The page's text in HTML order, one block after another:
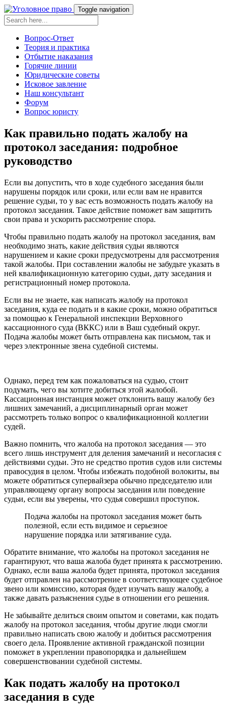
Toggle navigation
Вопрос-Ответ
Теория и практика
Отбытие наказания
Горячие линии
Юридические советы
Исковое завление
Наш консультант
Форум
Вопрос юристу
Как правильно подать жалобу на
протокол заседания: подробное
руководство
Если вы допустить, что в ходе судебного заседания были
нарушены порядок или сроки, или если вам не нравится
решение судьи, то у вас есть возможность подать жалобу на
протокол заседания. Такое действие поможет вам защитить
свои права и ускорить рассмотрение спора.
Чтобы правильно подать жалобу на протокол заседания, вам
необходимо знать, какие действия судьи являются
нарушением и какие сроки предусмотрены для рассмотрения
такой жалобы. При составлении жалобы не забудьте указать в
ней квалификационную категорию судьи, дату заседания и
регистрационный номер протокола.
Если вы не знаете, как написать жалобу на протокол
заседания, куда ее подать и в какие сроки, можно обратиться
за помощью к Генеральной инспекции Верховного
кассационного суда (ВККС) или в Ваш судебный округ.
Подача жалобы может быть отправлена как письмом, так и
через электронные звена судебной системы.
Однако, перед тем как пожаловаться на судью, стоит
подумать, чего вы хотите добиться этой жалобой.
Кассационная инстанция может отклонить вашу жалобу без
лишних замечаний, а дисциплинарный орган может
рассмотреть только вопрос о квалификационной коллегии
судей.
Важно помнить, что жалоба на протокол заседания — это
всего лишь инструмент для деления замечаний и несогласия с
действиями судьи. Это не средство против судов или системы
правосудия в целом. Чтобы избежать подобной волокиты, вы
можете обратиться супервайзера обычно председателю или
управляющему органу вопросы заседания или поведение
судьи, если вы уверены, что судья совершил проступок.
Подача жалобы на протокол заседания может быть
полезной, если есть видимое и серьезное
нарушение порядка или затягивание суда.
Обратите внимание, что жалобы на протокол заседания не
гарантируют, что ваша жалоба будет принята к рассмотрению.
Однако, если ваша жалоба будет принята, протокол заседания
будет отправлен на рассмотрение в соответствующее судебное
звено или комиссию, которая будет изучать вашу жалобу, а
также давать разъяснения судье в отношении его решения.
Не забывайте делиться своим опытом и советами, как подать
жалобу на протокол заседания, чтобы другие люди смогли
правильно написать свою жалобу и добиться рассмотрения
своего дела. Проявление активной гражданской позиции
поможет в укреплении правопорядка и дальнейшем
совершенствовании судебной системы.
Как подать жалобу на протокол
заседания в суде